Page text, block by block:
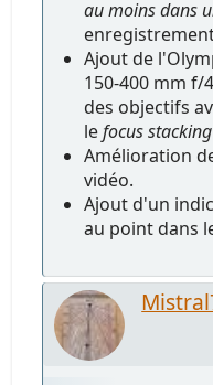
au moins dans
Ajout de
150-400 mm f/
des objectifs
lefocus stacking
Amélioration
vidéo.
Ajout d'un
au point dans